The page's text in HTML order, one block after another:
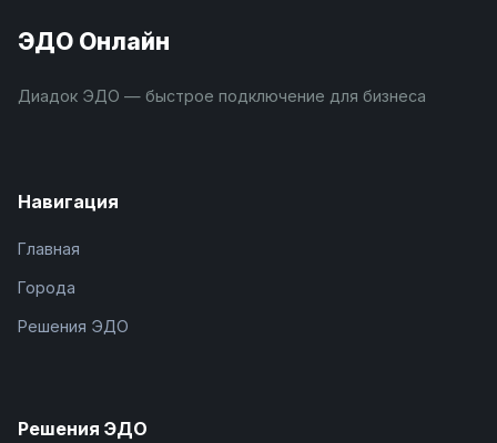
ЭДО Онлайн
Диадок ЭДО — быстрое подключение для бизнеса
Навигация
Главная
Города
Решения ЭДО
Решения ЭДО